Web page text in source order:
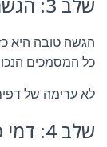
הגשה טובה היא
כל המסמכים
לא ערימה של
שלב